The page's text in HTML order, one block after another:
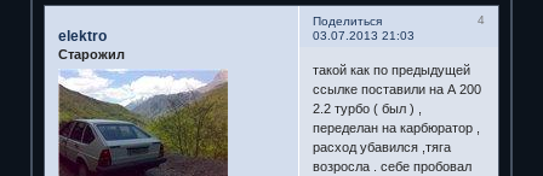
Поделиться
4
03.07.2013 21:03
elektro
Старожил
такой как по предыдущей
ссылке поставили на А 200
2.2 турбо ( был ) ,
переделан на карбюратор ,
расход убавился ,тяга
возросла . себе пробовал